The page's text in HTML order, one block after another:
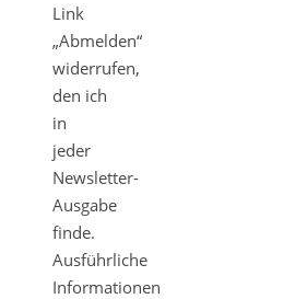
Link
„Abmelden“
widerrufen,
den ich
in
jeder
Newsletter-
Ausgabe
finde.
Ausführliche
Informationen